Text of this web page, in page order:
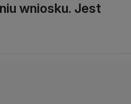
wniosku. Jest